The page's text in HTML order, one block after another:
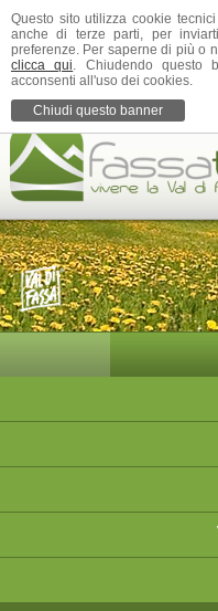
Questo sito utilizza cookie
anche di terze parti, per
preferenze. Per saperne di più o
clicca qui. Chiudendo questo
acconsenti all'uso dei cookies.
Chiudi questo banner